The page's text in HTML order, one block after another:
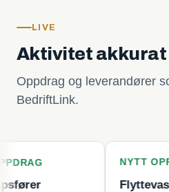
LIVE
Aktivitet akkurat
Oppdrag og leverandører
BedriftLink.
NYTT OPPDRAG
Flyttevask